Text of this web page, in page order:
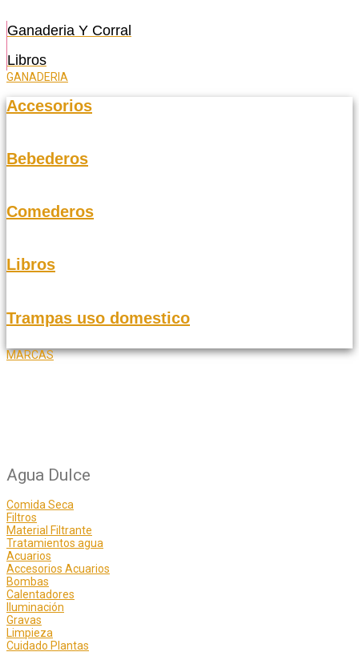
Ganaderia Y Corral
Libros
GANADERIA
Accesorios
Bebederos
Comederos
Libros
Trampas uso domestico
MARCAS
Agua Dulce
Comida Seca
Filtros
Material Filtrante
Tratamientos agua
Acuarios
Accesorios Acuarios
Bombas
Calentadores
Iluminación
Gravas
Limpieza
Cuidado Plantas